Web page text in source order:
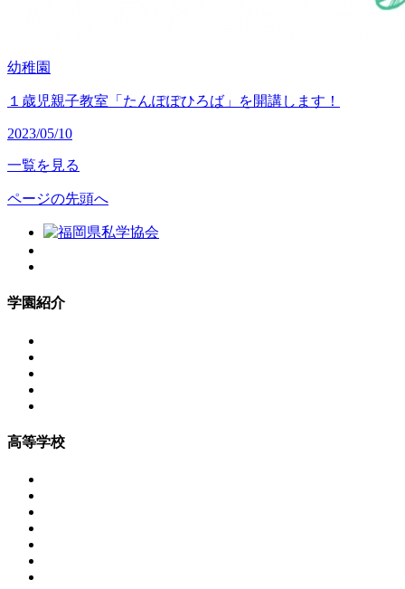
幼稚園
１歳児親子教室「たんぽぽひろば」を開講します！
2023/05/10
一覧を見る
ページの先頭へ
学園紹介
高等学校